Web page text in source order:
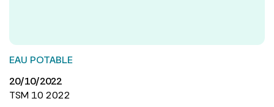
EAU POTABLE
20/10/2022
TSM 10 2022